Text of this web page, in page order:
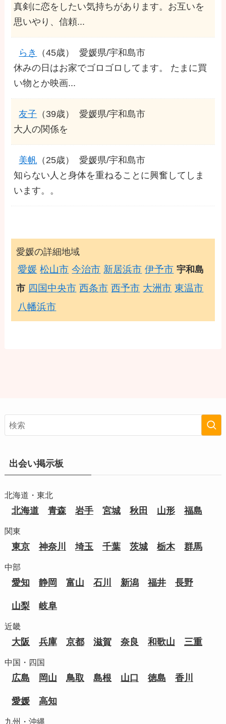
真剣に恋をしたい気持ちがあります。お互いを
思いやり、信頼...
らき （45歳）
愛媛県/宇和島市
休みの日はお家でゴロゴロしてます。 たまに買
い物とか映画...
友子 （39歳）
愛媛県/宇和島市
大人の関係を
美帆 （25歳）
愛媛県/宇和島市
知らない人と身体を重ねることに興奮してしま
います。。
愛媛の詳細地域
愛媛 松山市 今治市 新居浜市 伊予市 宇和島
市 四国中央市 西条市 西予市 大洲市 東温市
八幡浜市
出会い掲示板
北海道・東北
北海道 青森 岩手 宮城 秋田 山形 福島
関東
東京 神奈川 埼玉 千葉 茨城 栃木 群馬
中部
愛知 静岡 富山 石川 新潟 福井 長野
山梨 岐阜
近畿
大阪 兵庫 京都 滋賀 奈良 和歌山 三重
中国・四国
広島 岡山 鳥取 島根 山口 徳島 香川
愛媛 高知
九州・沖縄